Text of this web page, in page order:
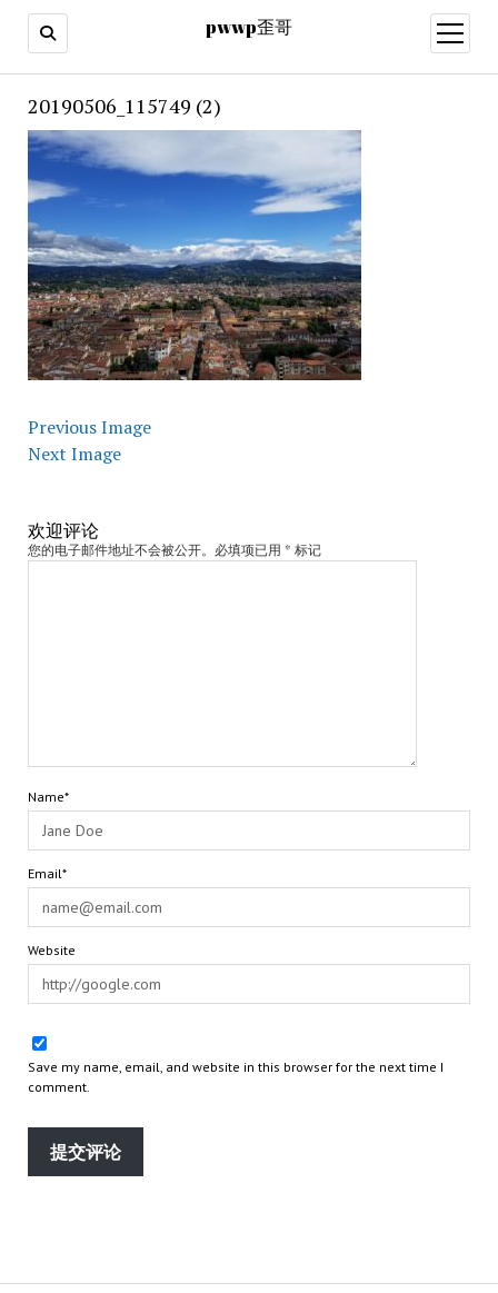
pwwp歪哥
open
menu
20190506_115749 (2)
Previous Image
Next Image
欢迎评论
您的电子邮件地址不会被公开。必填项已用 * 标记
Name*
Email*
Website
Save my name, email, and website in this browser for the next time I
comment.